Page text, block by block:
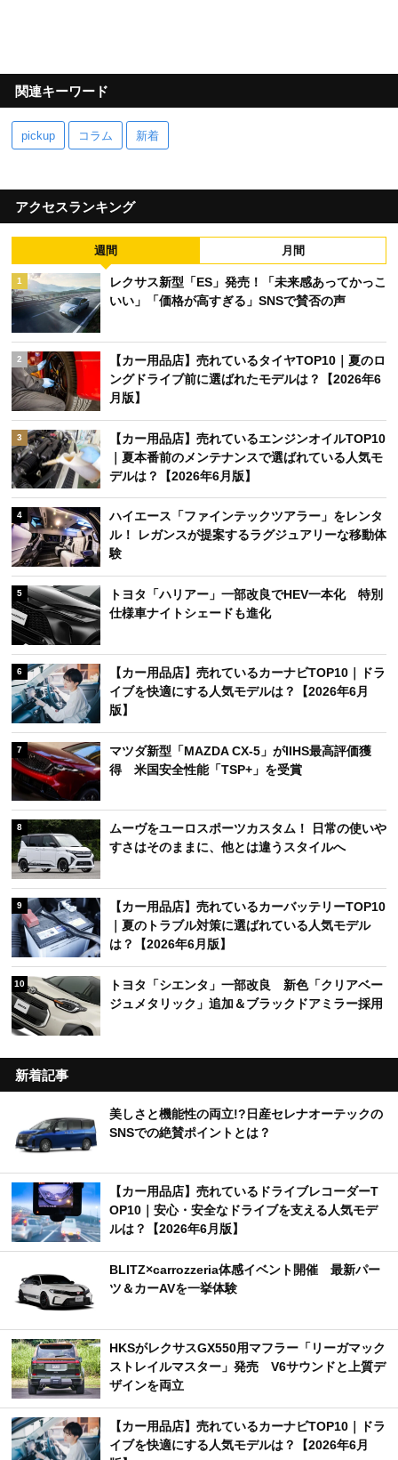
関連キーワード
pickup コラム 新着
アクセスランキング
週間 月間
1
レクサス新型「ES」発売！「未来感あってかっこ
いい」「価格が高すぎる」SNSで賛否の声
2
【カー用品店】売れているタイヤTOP10｜夏のロ
ングドライブ前に選ばれたモデルは？【2026年6
月版】
3
【カー用品店】売れているエンジンオイルTOP10
｜夏本番前のメンテナンスで選ばれている人気モ
デルは？【2026年6月版】
4
ハイエース「ファインテックツアラー」をレンタ
ル！ レガンスが提案するラグジュアリーな移動体
験
5
トヨタ「ハリアー」一部改良でHEV一本化 特別
仕様車ナイトシェードも進化
6
【カー用品店】売れているカーナビTOP10｜ドラ
イブを快適にする人気モデルは？【2026年6月
版】
7
マツダ新型「MAZDA CX-5」がIIHS最高評価獲
得 米国安全性能「TSP+」を受賞
8
ムーヴをユーロスポーツカスタム！ 日常の使いや
すさはそのままに、他とは違うスタイルへ
9
【カー用品店】売れているカーバッテリーTOP10
｜夏のトラブル対策に選ばれている人気モデル
は？【2026年6月版】
10
トヨタ「シエンタ」一部改良 新色「クリアベー
ジュメタリック」追加＆ブラックドアミラー採用
新着記事
美しさと機能性の両立!?日産セレナオーテックの
SNSでの絶賛ポイントとは？
【カー用品店】売れているドライブレコーダーT
OP10｜安心・安全なドライブを支える人気モデ
ルは？【2026年6月版】
BLITZ×carrozzeria体感イベント開催 最新パー
ツ＆カーAVを一挙体験
HKSがレクサスGX550用マフラー「リーガマック
ストレイルマスター」発売 V6サウンドと上質デ
ザインを両立
【カー用品店】売れているカーナビTOP10｜ドラ
イブを快適にする人気モデルは？【2026年6月